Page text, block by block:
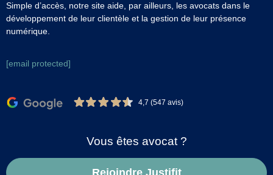
Simple d’accès, notre site aide, par ailleurs, les avocats dans le
développement de leur clientèle et la gestion de leur présence
numérique.
[email protected]
4,7 (547 avis)
Vous êtes avocat ?
Rejoindre Justifit